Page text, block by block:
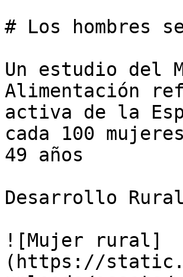
# Los hombres
Un estudio del
Alimentación
activa de la
cada 100
49 años
Desarrollo Rural
![Mujer rural]
(https://